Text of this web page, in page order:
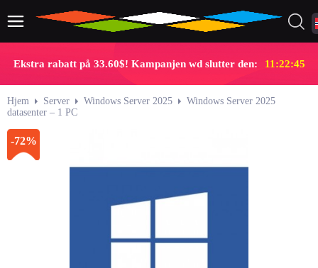
Ekstra rabatt på 33.60$! Kampanjen wd slutter den: 11:22:45
Hjem Server Windows Server 2025
Windows Server 2025
datasenter – 1 PC
-72%